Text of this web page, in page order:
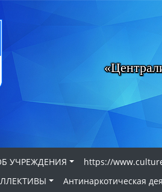
УЧРЕЖДЕНИЯ https://
Антинаркотическая